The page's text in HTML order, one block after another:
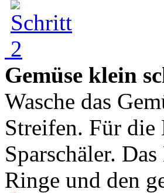
Gemüse klein
Wasche das
Streifen. Für die
Sparschäler.
Ringe und den